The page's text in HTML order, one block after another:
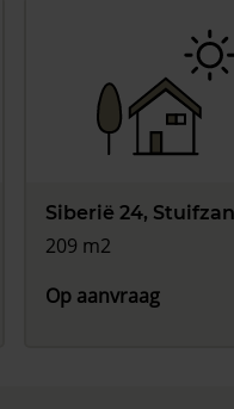
Siberië 24,
209 m2
Op aanvraag